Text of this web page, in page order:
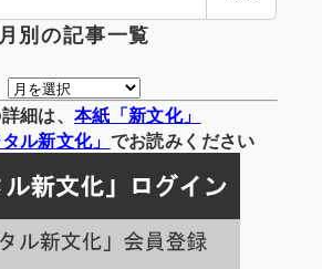
月別の記事一覧
月
別
の
事
一
覧
細は、 本紙「新文化」
ル新文化」 でお読みください